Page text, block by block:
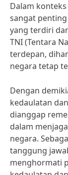
Dalam
sangat
yang terdiri
TNI (Tentara
terdepan,
negara tetap
Dengan
kedaulatan
dianggap
dalam
negara.
tanggung
menghormati